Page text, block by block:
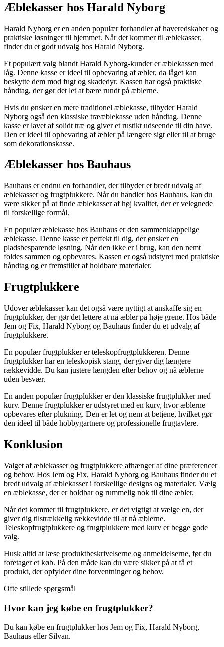
Æblekasser hos Harald Nyborg
Harald Nyborg er en anden populær forhandler af haveredskaber og
praktiske løsninger til hjemmet. Når det kommer til æblekasser,
finder du et godt udvalg hos Harald Nyborg.
Et populært valg blandt Harald Nyborg-kunder er æblekassen med
låg. Denne kasse er ideel til opbevaring af æbler, da låget kan
beskytte dem mod fugt og skadedyr. Kassen har også praktiske
håndtag, der gør det let at bære rundt på æblerne.
Hvis du ønsker en mere traditionel æblekasse, tilbyder Harald
Nyborg også den klassiske trææblekasse uden håndtag. Denne
kasse er lavet af solidt træ og giver et rustikt udseende til din have.
Den er ideel til opbevaring af æbler på længere sigt eller til at bruge
som dekorationskasse.
Æblekasser hos Bauhaus
Bauhaus er endnu en forhandler, der tilbyder et bredt udvalg af
æblekasser og frugtplukkere. Når du handler hos Bauhaus, kan du
være sikker på at finde æblekasser af høj kvalitet, der er velegnede
til forskellige formål.
En populær æblekasse hos Bauhaus er den sammenklappelige
æblekasse. Denne kasse er perfekt til dig, der ønsker en
pladsbesparende løsning. Når den ikke er i brug, kan den nemt
foldes sammen og opbevares. Kassen er også udstyret med praktiske
håndtag og er fremstillet af holdbare materialer.
Frugtplukkere
Udover æblekasser kan det også være nyttigt at anskaffe sig en
frugtplukker, der gør det lettere at nå æbler på høje grene. Hos både
Jem og Fix, Harald Nyborg og Bauhaus finder du et udvalg af
frugtplukkere.
En populær frugtplukker er teleskopfrugtplukkeren. Denne
frugtplukker har en teleskopisk stang, der giver dig længere
rækkevidde. Du kan justere længden efter behov og nå æblerne
uden besvær.
En anden populær frugtplukker er den klassiske frugtplukker med
kurv. Denne frugtplukker er udstyret med en kurv, hvor æblerne
opbevares efter plukning. Den er let og nem at betjene, hvilket gør
den ideel til både hobbygartnere og professionelle frugtavlere.
Konklusion
Valget af æblekasser og frugtplukkere afhænger af dine præferencer
og behov. Hos Jem og Fix, Harald Nyborg og Bauhaus finder du et
bredt udvalg af æblekasser i forskellige designs og materialer. Vælg
en æblekasse, der er holdbar og rummelig nok til dine æbler.
Når det kommer til frugtplukkere, er det vigtigt at vælge en, der
giver dig tilstrækkelig rækkevidde til at nå æblerne.
Teleskopfrugtplukkere og frugtplukkere med kurv er begge gode
valg.
Husk altid at læse produktbeskrivelserne og anmeldelserne, før du
foretager et køb. På den måde kan du være sikker på at få et
produkt, der opfylder dine forventninger og behov.
Ofte stillede spørgsmål
Hvor kan jeg købe en frugtplukker?
Du kan købe en frugtplukker hos Jem og Fix, Harald Nyborg,
Bauhaus eller Silvan.